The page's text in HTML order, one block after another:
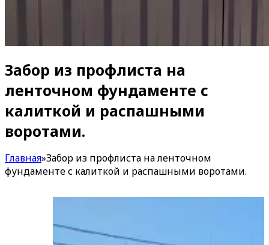
Забор из профлиста на
ленточном фундаменте с
калиткой и распашными
воротами.
Главная»Забор из профлиста на ленточном
фундаменте с калиткой и распашными воротами.